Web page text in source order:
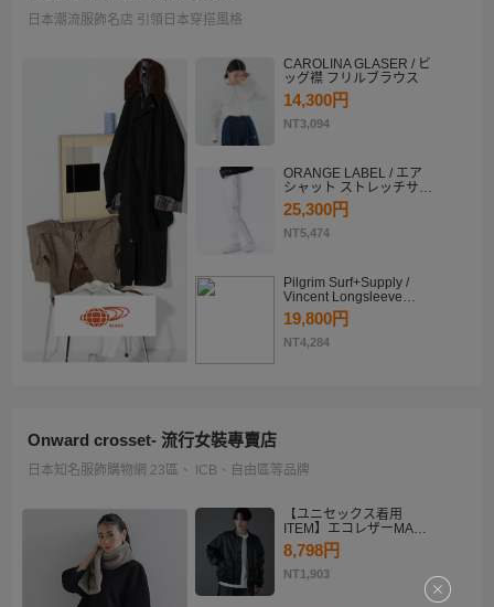
日本潮流服飾名店 引領日本穿搭風格
CAROLINA GLASER / ビ
ッグ襟 フリルブラウス
14,300円
NT3,094
ORANGE LABEL / エア
シャット ストレッチサイ
ドラインパンツ
25,300円
NT5,474
Pilgrim Surf+Supply /
Vincent Longsleeve
Shirt
19,800円
NT4,284
Onward crosset- 流行女裝專賣店
日本知名服飾購物網 23區、 ICB、自由區等品牌
【ユニセックス着用
ITEM】エコレザーMA－
1
8,798円
NT1,903